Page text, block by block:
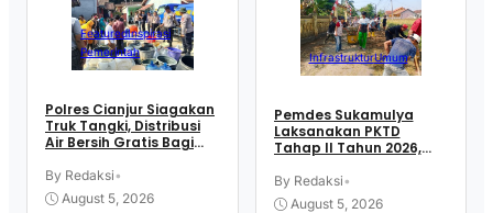
FeaturedInspirasi
Pemerintah
Polres Cianjur Siagakan
Truk Tangki, Distribusi
Air Bersih Gratis Bagi
Kekeringan
By Redaksi•
August 5, 2026
InfrastrukturUmum
Pemdes Sukamulya
Laksanakan PKTD
Tahap II Tahun 2026,
KKN UIN SGD Bandung
By Redaksi•
August 5, 2026